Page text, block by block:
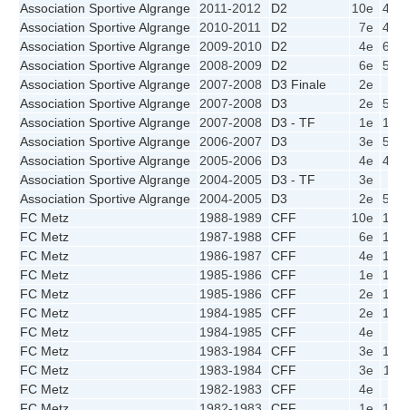
Association Sportive Algrange
2011-2012 D2 10e 45
Association Sportive Algrange
2010-2011 D2 7e 47
Association Sportive Algrange
2009-2010 D2 4e 61
Association Sportive Algrange
2008-2009 D2 6e 51
Association Sportive Algrange
2007-2008 D3 Finale 2e
Association Sportive Algrange
2007-2008 D3 2e 59
Association Sportive Algrange
2007-2008 D3 - TF 1e
10
Association Sportive Algrange
2006-2007 D3 3e 52
Association Sportive Algrange
2005-2006 D3 4e 44
Association Sportive Algrange
2004-2005 D3 - TF 3e
Association Sportive Algrange
2004-2005 D3 2e 57
FC Metz
1988-1989 CFF 10e 10
FC Metz
1987-1988 CFF 6e 13
FC Metz
1986-1987 CFF 4e 13
FC Metz
1985-1986 CFF 1e
14
FC Metz
1985-1986 CFF 2e 13
FC Metz
1984-1985 CFF 2e 15
FC Metz
1984-1985 CFF 4e
FC Metz
1983-1984 CFF 3e 14
FC Metz
1983-1984 CFF 3e 11
FC Metz
1982-1983 CFF 4e